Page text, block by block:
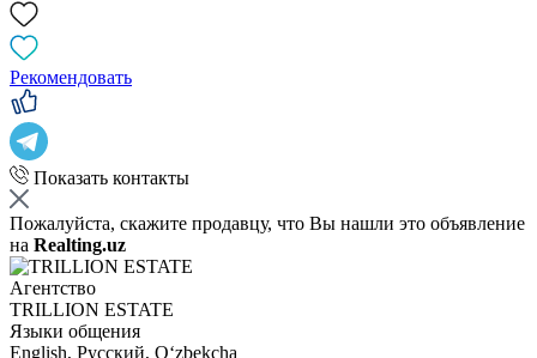
Рекомендовать
Показать контакты
Пожалуйста, скажите продавцу, что Вы нашли это объявление
на Realting.uz
Агентство
TRILLION ESTATE
Языки общения
English, Русский, Oʻzbekcha